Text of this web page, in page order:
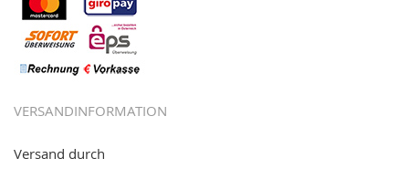
VERSANDINFORMATION
Versand durch